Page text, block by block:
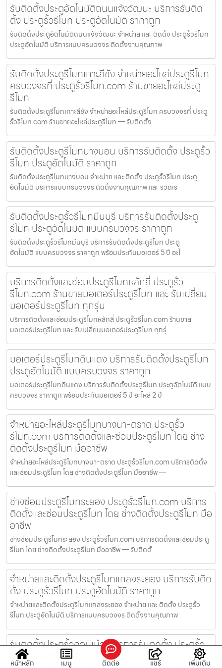
รับติดตั้งประตูอัตโนมัติถนนแจ้งวัฒนะ บริการรับติด
ตั้ง ประตูรั้วรีโมท ประตูอัตโนมัติ ราคาถูก
รับติดตั้งประตูอัตโนมัติถนนแจ้งวัฒนะ จำหน่าย และ ติดตั้ง ประตูรั้วรีโมท
ประตูอัตโนมัติ บริการแบบครบวงจร ติดตั้งงานคุณภาพ
รับติดตั้งประตูรีโมทเกาะสีชัง จำหน่ายอะไหล่ประตูรีโมท
ครบวงจรที่ ประตูรั้วรีโมท.com ร้านขายอะไหล่ประตู
รีโมท
รับติดตั้งประตูรีโมทเกาะสีชัง จำหน่ายอะไหล่ประตูรีโมท ครบวงจรที่ ประตู
รั้วรีโมท.com ร้านขายอะไหล่ประตูรีโมท — รับติดตั้ง
รับติดตั้งประตูรีโมทบางบอน บริการรับติดตั้ง ประตูรั้ว
รีโมท ประตูอัตโนมัติ ราคาถูก
รับติดตั้งประตูรีโมทบางบอน จำหน่าย และ ติดตั้ง ประตูรั้วรีโมท ประตู
อัตโนมัติ บริการแบบครบวงจร ติดตั้งงานคุณภาพ และ รวดเร
รับติดตั้งประตูรั้วรีโมทมีนบุรี บริการรับติดตั้งประตู
รีโมท ประตูอัตโนมัติ แบบครบวงจร ราคาถูก
รับติดตั้งประตูรั้วรีโมทมีนบุรี บริการรับติดตั้งประตูรีโมท ประตู
อัตโนมัติ แบบครบวงจร ราคาถูก พร้อมประกันมอเตอร์ 5 ปี อะไ
บริการติดตั้งและซ่อมประตูรีโมทหลักสี่ ประตูรั้ว
รีโมท.com ร้านขายมอเตอร์ประตูรีโมท และ รับเปลี่ยน
มอเตอร์ประตูรีโมท ทุกรุ่น
บริการติดตั้งและซ่อมประตูรีโมทหลักสี่ ประตูรั้วรีโมท.com ร้านขาย
มอเตอร์ประตูรีโมท และ รับเปลี่ยนมอเตอร์ประตูรีโมท ทุกรุ่
มอเตอร์ประตูรีโมทดินแดง บริการรับติดตั้งประตูรีโมท
ประตูอัตโนมัติ แบบครบวงจร ราคาถูก
มอเตอร์ประตูรีโมทดินแดง บริการรับติดตั้งประตูรีโมท ประตูอัตโนมัติ แบบ
ครบวงจร ราคาถูก พร้อมประกันมอเตอร์ 5 ปี อะไหล่ 2 ปี
จำหน่ายอะไหล่ประตูรีโมทบางนา-ตราด ประตูรั้ว
รีโมท.com บริการติดตั้งและซ่อมประตูรีโมท โดย ช่าง
ติดตั้งประตูรีโมท มืออาชีพ
จำหน่ายอะไหล่ประตูรีโมทบางนา-ตราด ประตูรั้วรีโมท.com บริการติดตั้ง
และซ่อมประตูรีโมท โดย ช่างติดตั้งประตูรีโมท มืออาชีพ —
ช่างซ่อมประตูรีโมทระยอง ประตูรั้วรีโมท.com บริการ
ติดตั้งและซ่อมประตูรีโมท โดย ช่างติดตั้งประตูรีโมท มือ
อาชีพ
ช่างซ่อมประตูรีโมทระยอง ประตูรั้วรีโมท.com บริการติดตั้งและซ่อมประตู
รีโมท โดย ช่างติดตั้งประตูรีโมท มืออาชีพ — รับติดตั้
จำหน่ายและติดตั้งประตูรีโมทแกลงระยอง บริการรับติด
ตั้ง ประตูรั้วรีโมท ประตูอัตโนมัติ ราคาถูก
จำหน่ายและติดตั้งประตูรีโมทแกลงระยอง จำหน่าย และ ติดตั้ง ประตูรั้ว
รีโมท ประตูอัตโนมัติ บริการแบบครบวงจร ติดตั้งงานคุณภาพ
รับติดตั้งประตูรั้วดอนเมือง บริการรับติดตั้ง ประตูรั้ว
รีโมท ประตูอัตโนมัติ ราคาถูก
หน้าหลัก เมนู ติดต่อ แชร์ เพิ่มเติม